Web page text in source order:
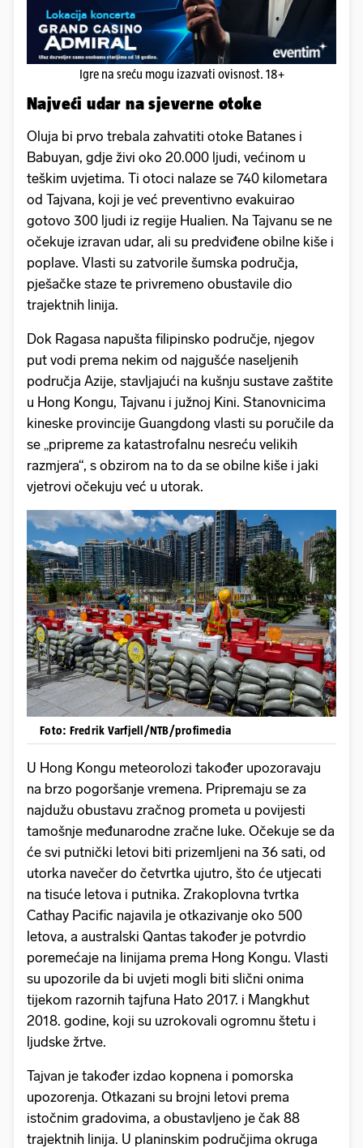
Igre na sreću mogu izazvati ovisnost. 18+
Najveći udar na sjeverne otoke
Oluja bi prvo trebala zahvatiti otoke Batanes i
Babuyan, gdje živi oko 20.000 ljudi, većinom u
teškim uvjetima. Ti otoci nalaze se 740 kilometara
od Tajvana, koji je već preventivno evakuirao
gotovo 300 ljudi iz regije Hualien. Na Tajvanu se ne
očekuje izravan udar, ali su predviđene obilne kiše i
poplave. Vlasti su zatvorile šumska područja,
pješačke staze te privremeno obustavile dio
trajektnih linija.
Dok Ragasa napušta filipinsko područje, njegov
put vodi prema nekim od najgušće naseljenih
područja Azije, stavljajući na kušnju sustave zaštite
u Hong Kongu, Tajvanu i južnoj Kini. Stanovnicima
kineske provincije Guangdong vlasti su poručile da
se „pripreme za katastrofalnu nesreću velikih
razmjera“, s obzirom na to da se obilne kiše i jaki
vjetrovi očekuju već u utorak.
Foto: Fredrik Varfjell/NTB/profimedia
U Hong Kongu meteorolozi također upozoravaju
na brzo pogoršanje vremena. Pripremaju se za
najdužu obustavu zračnog prometa u povijesti
tamošnje međunarodne zračne luke. Očekuje se da
će svi putnički letovi biti prizemljeni na 36 sati, od
utorka navečer do četvrtka ujutro, što će utjecati
na tisuće letova i putnika. Zrakoplovna tvrtka
Cathay Pacific najavila je otkazivanje oko 500
letova, a australski Qantas također je potvrdio
poremećaje na linijama prema Hong Kongu. Vlasti
su upozorile da bi uvjeti mogli biti slični onima
tijekom razornih tajfuna Hato 2017. i Mangkhut
2018. godine, koji su uzrokovali ogromnu štetu i
ljudske žrtve.
Tajvan je također izdao kopnena i pomorska
upozorenja. Otkazani su brojni letovi prema
istočnim gradovima, a obustavljeno je čak 88
trajektnih linija. U planinskim područjima okruga